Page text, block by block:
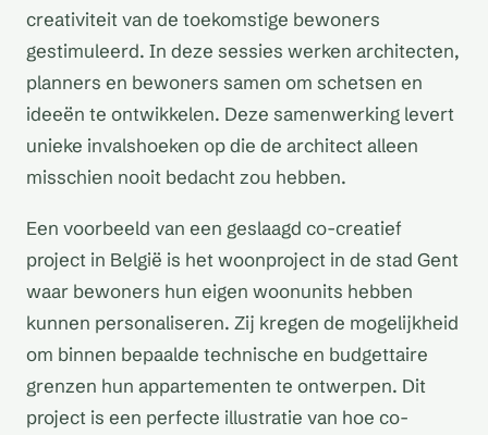
creativiteit van de toekomstige bewoners
gestimuleerd. In deze sessies werken architecten,
planners en bewoners samen om schetsen en
ideeën te ontwikkelen. Deze samenwerking levert
unieke invalshoeken op die de architect alleen
misschien nooit bedacht zou hebben.
Een voorbeeld van een geslaagd co-creatief
project in België is het woonproject in de stad Gent
waar bewoners hun eigen woonunits hebben
kunnen personaliseren. Zij kregen de mogelijkheid
om binnen bepaalde technische en budgettaire
grenzen hun appartementen te ontwerpen. Dit
project is een perfecte illustratie van hoe co-